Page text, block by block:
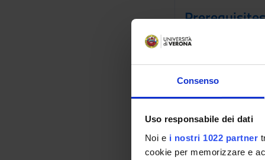
Consenso
Uso responsabile dei dati
Noi e i nostri 1022 partner
cookie per memorizzare e
Knowledge of
Program
Frontal lesson
Vai alla